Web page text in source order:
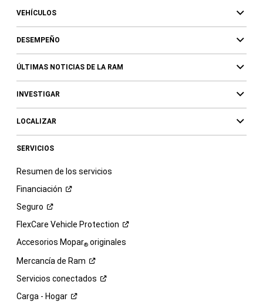
VEHÍCULOS
DESEMPEÑO
ÚLTIMAS NOTICIAS DE LA RAM
INVESTIGAR
LOCALIZAR
SERVICIOS
Resumen de los servicios
Financiación
Seguro
FlexCare Vehicle Protection
Accesorios Mopar®originales
Mercancía de Ram
Servicios conectados
Carga - Hogar